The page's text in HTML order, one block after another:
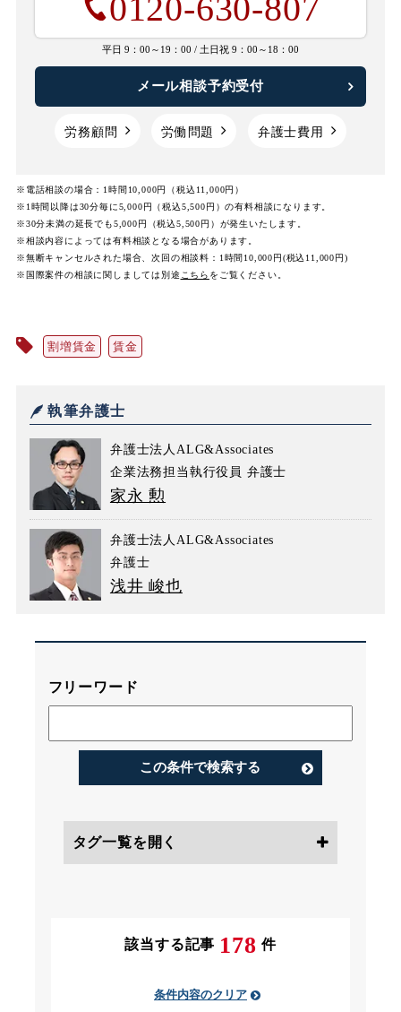
0120-630-807
平日 9：00～19：00 / 土日祝 9：00～18：00
メール相談予約受付
労務顧問 労働問題 弁護士費用
※電話相談の場合：1時間10,000円（税込11,000円）
※1時間以降は30分毎に5,000円（税込5,500円）の有料相談になります。
※30分未満の延長でも5,000円（税込5,500円）が発生いたします。
※相談内容によっては有料相談となる場合があります。
※無断キャンセルされた場合、次回の相談料：1時間10,000円(税込11,000円)
※国際案件の相談に関しましては 別途 こちら をご覧ください。
割増賃金 賃金
執筆弁護士
弁護士法人ALG&Associates
企業法務担当執行役員 弁護士
家永 勲
弁護士法人ALG&Associates
弁護士
浅井 峻也
フリーワード
この条件で検索する
タグ一覧を開く
PIP（Performance Improvement
該当する記事 178 件
条件内容のクリア